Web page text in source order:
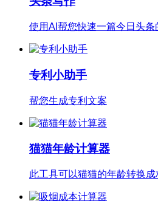
使用AI帮您快速一篇今日头条
专利小助手
帮您生成专利文案
猫猫年龄计算器
此工具可以猫猫的年龄转换